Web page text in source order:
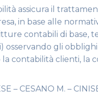
assicura il
in base alle
contabili di base,
gli
la contabilità clienti,
– CESANO M. –